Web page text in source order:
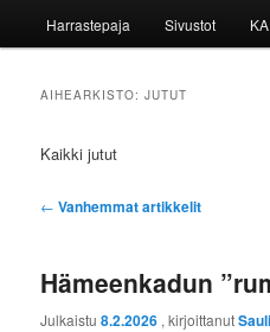
Harrastepaja Sivustot
AIHEARKISTO:JUTUT
Kaikki jutut
Artikkelien
← Vanhemmat artikkelit
Hämeenkadun
Julkaistu8.2.2026 , kirjoittanut